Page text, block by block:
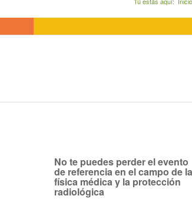
No te puedes perder el evento
de referencia en el campo de la
física médica y la protección
radiológica